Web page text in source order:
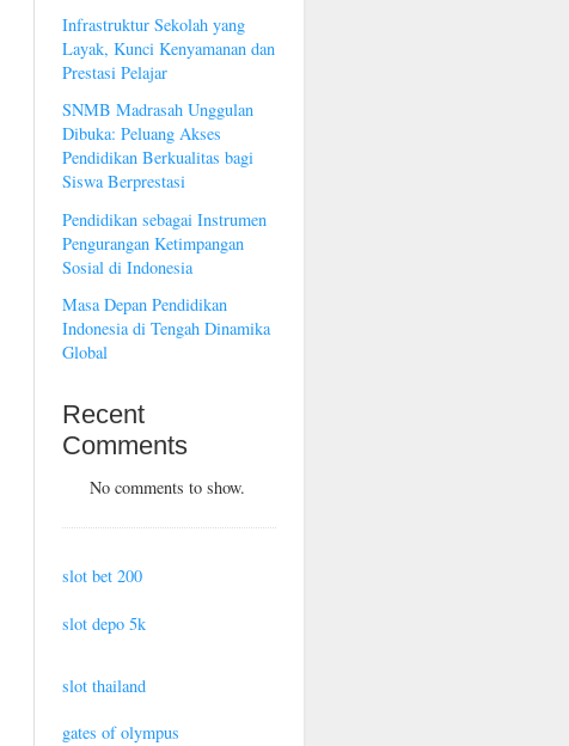
Infrastruktur Sekolah yang
Layak, Kunci Kenyamanan dan
Prestasi Pelajar
SNMB Madrasah Unggulan
Dibuka: Peluang Akses
Pendidikan Berkualitas bagi
Siswa Berprestasi
Pendidikan sebagai Instrumen
Pengurangan Ketimpangan
Sosial di Indonesia
Masa Depan Pendidikan
Indonesia di Tengah Dinamika
Global
Recent
Comments
No comments to show.
slot bet 200
slot depo 5k
slot thailand
gates of olympus